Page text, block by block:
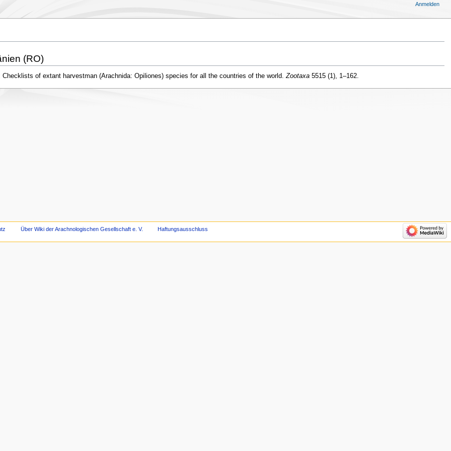
(RO)
of extant harvestman (Arachnida: Opiliones) species for all the countries of the world.Zootaxa5515 (1), 1–162.
Anmelden
Über Wiki der Arachnologischen Gesellschaft e. V. Haftungsausschluss